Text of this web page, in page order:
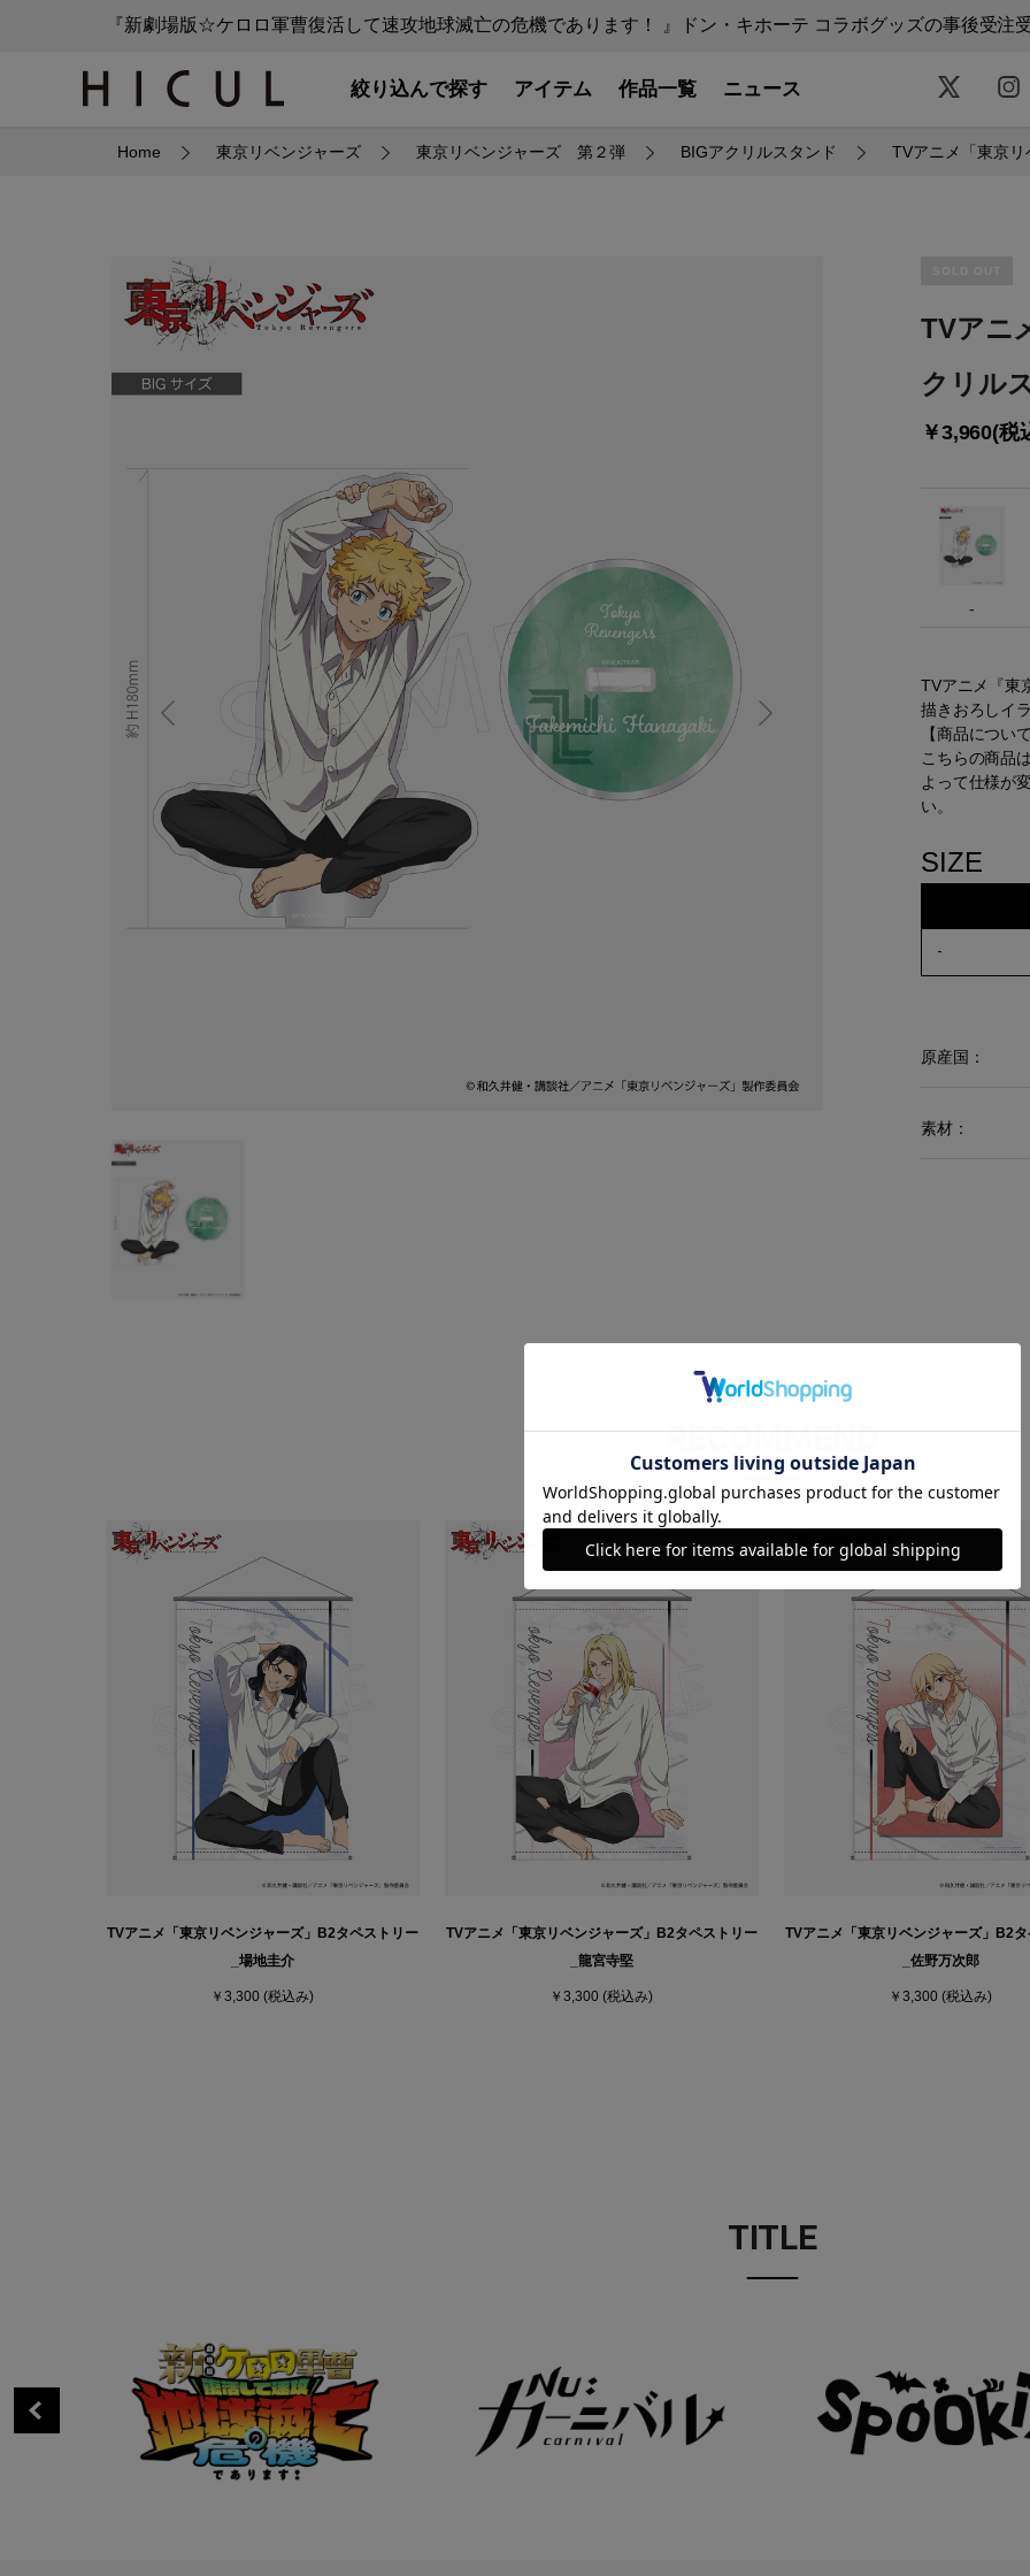
『新劇場版☆ケロロ軍曹復活して速攻地球滅亡の危機であります！ 』ドン・キホーテ コラボグッズの事後受注
絞り込んで探す アイテム 作品一覧 ニュース
Home 東京リベンジャーズ 東京リベンジャーズ 第２弾 BIGアクリルスタンド TVアニメ「東京
TVアニ
クリル
￥3,960(税
-
TVアニメ『東
描きおろしイ
【商品について
こちらの商品
よって仕様が
い。
SIZE
-
原産国：
素材：
RECOMMEND
TVアニメ「東京リベンジャーズ」B2タペストリー
_場地圭介
￥3,300(税込み)
TVアニメ「東京リベンジャーズ」B2タペストリー
_龍宮寺堅
￥3,300(税込み)
TVアニメ「東京リベンジャーズ」B2
_佐野万次郎
￥3,300(税込み)
TITLE